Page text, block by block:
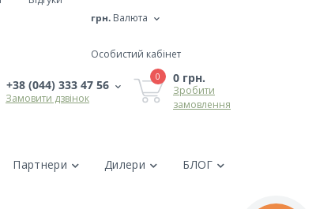
грн. Валюта
Особистий кабінет
+38 (044) 333 47 56
Замовити дзвінок
0 0 грн.
Зробити
замовлення
Партнери Дилери БЛОГ